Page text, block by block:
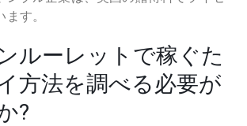
す。
ルーレットで稼ぐた
方法を調べる必要が
?